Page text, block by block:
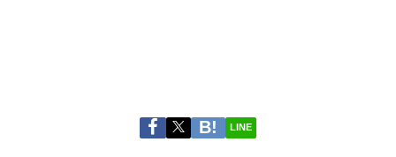
LINE